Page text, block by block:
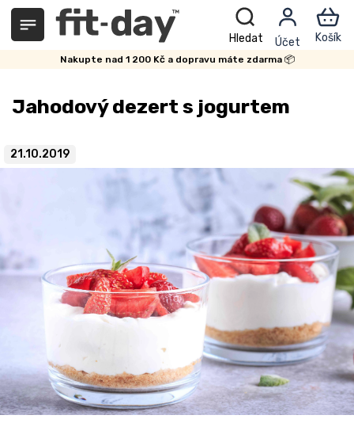
Přejít
obsah
Nakupte nad 1 200 Kč a dopravu máte zdarma 📦
Jahodový dezert s jogurtem
21.10.2019